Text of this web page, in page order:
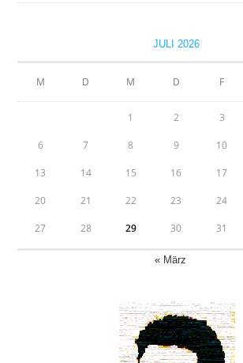
JULI 2026
M D M D F
1 2 3
6 7 8 9 10
13 14 15 16 17
20 21 22 23 24
27 28 29 30 31
« März